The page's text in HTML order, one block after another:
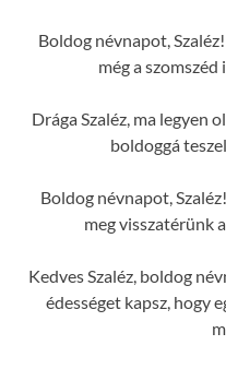
Boldog névnapot,
még a
Drága Szaléz, ma legyen
boldoggá
Boldog névnapot,
meg visszatérünk
Kedves Szaléz, boldog
édességet kapsz, hogy